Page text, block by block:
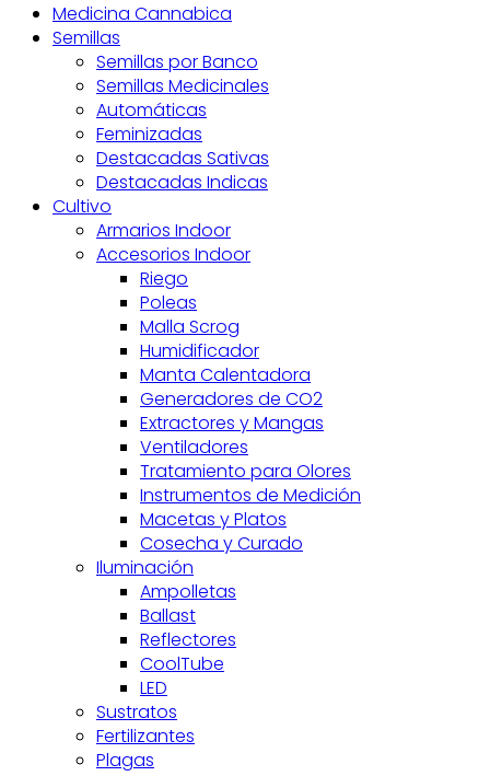
Medicina Cannabica
Semillas
Semillas por Banco
Semillas Medicinales
Automáticas
Feminizadas
Destacadas Sativas
Destacadas Indicas
Cultivo
Armarios Indoor
Accesorios Indoor
Riego
Poleas
Malla Scrog
Humidificador
Manta Calentadora
Generadores de CO2
Extractores y Mangas
Ventiladores
Tratamiento para Olores
Instrumentos de Medición
Macetas y Platos
Cosecha y Curado
Iluminación
Ampolletas
Ballast
Reflectores
CoolTube
LED
Sustratos
Fertilizantes
Plagas